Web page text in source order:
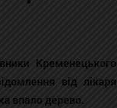
Кременецького
від лікаря
впало дерево.